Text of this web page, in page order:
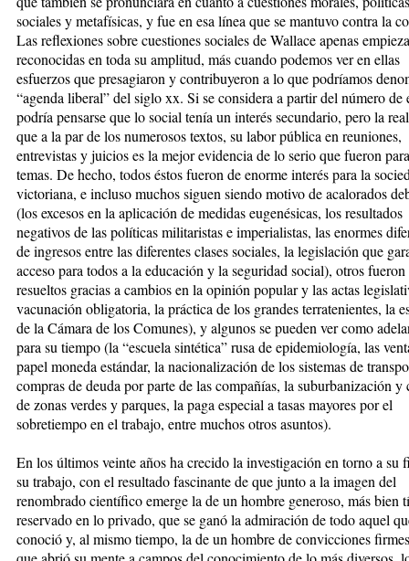
socialesy metafísicas, y fue en esa línea que semantuvo contra la
Las reflexiones sobre cuestiones sociales de Wallace apenas
reconocidas en toda su amplitud, más cuando podemos ver en ellas
esfuerzos que presagiaron y contribuyeron a lo que podríamos
“agenda liberal” del siglo xx. Si se considera a partir del número de
podría pensarse que lo social tenía un interés secundario, pero la
que a la par de los numerosos textos, su labor pública en reuniones,
entrevistas y juicios es la mejor evidencia de lo serio que fueron
temas. De hecho, todos éstos fueron de enorme interés para la
victoriana, e incluso muchos siguen siendo motivo de acalorados
(los excesos en la aplicación de medidas eugenésicas, los resultados
negativos de las políticas militaristas e imperialistas, las enormes
de ingresos entre las diferentes clases sociales, la legislación que
acceso para todos a la educación y la seguridad social), otros fueron
resueltos gracias a cambios en la opinión popular y las actas
vacunación obligatoria, la práctica de los grandes terratenientes, la
de la Cámara de los Comunes), y algunos se pueden ver como
para su tiempo (la “escuela sintética” rusa de epidemiología, las
papel moneda estándar, la nacionalización de los sistemas de
compras de deuda por parte de las compañías, la suburbanización y
de zonas verdes y parques, la paga especial a tasas mayores por el
sobretiempo en el trabajo, entre muchos otros asuntos).
En los últimos veinte años ha crecido la investigación en torno a su
su trabajo, con el resultado fascinante de que junto a la imagen del
renombrado científico emerge la de un hombre generoso, más bien
reservado en lo privado, que se ganó la admiración de todo aquel
conoció y, al mismo tiempo, la de un hombre de convicciones